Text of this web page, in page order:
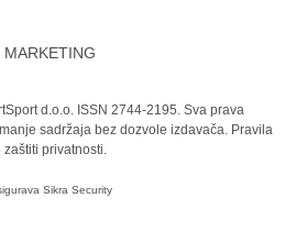
MARKETING
d.o.o. ISSN 2744-2195. Sva prava
sadržaja bez dozvole izdavača. Pravila
zaštiti privatnosti.
Sikra Security